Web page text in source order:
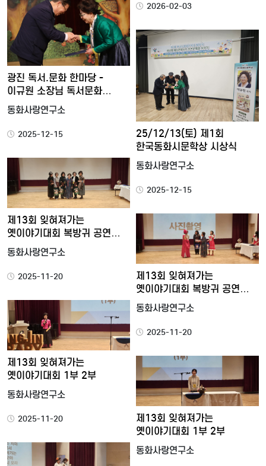
2026-02-03
광진 독서.문화 한마당 -
이규원 소장님 독서문화
구청…
동화사랑연구소
2025-12-15
25/12/13(토) 제1회
한국동화시문학상 시상식
동화사랑연구소
2025-12-15
제13회 잊혀져가는
옛이야기대회 복방귀 공연
시상
동화사랑연구소
2025-11-20
제13회 잊혀져가는
옛이야기대회 복방귀 공연
시상
동화사랑연구소
2025-11-20
제13회 잊혀져가는
옛이야기대회 1부 2부
동화사랑연구소
2025-11-20
제13회 잊혀져가는
옛이야기대회 1부 2부
동화사랑연구소